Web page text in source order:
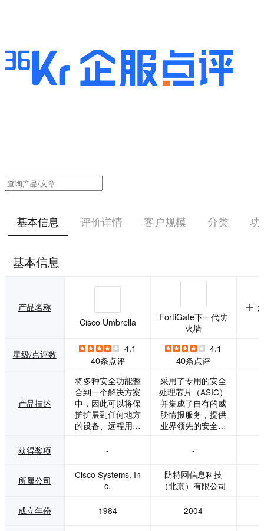
基本信息 评价详情 客户规模 分类 功
基本信息
产品名称
Cisco Umbrella
FortiGate下一代防
火墙
星级/点评数
4.1
40条点评
4.1
40条点评
产品描述
将多种安全功能整
合到一个解决方案
中，因此可以将保
护扩展到任何地方
的设备、远程用户
支机构和漫游用户
的云应用程序使用
来增强安全弹性。
织（并且还在增
采用了专用的安全
处理芯片（ASIC）
并集成了自有的威
胁情报服务，提供
业界领先的安全保
应用、用户和网络
可视化大大降低了
安全的复杂度，同
客户能够遵从安全
获得奖项 - -
所属公司
Cisco Systems, In
c.
防特网信息科技
（北京）有限公司
成立年份 1984 2004